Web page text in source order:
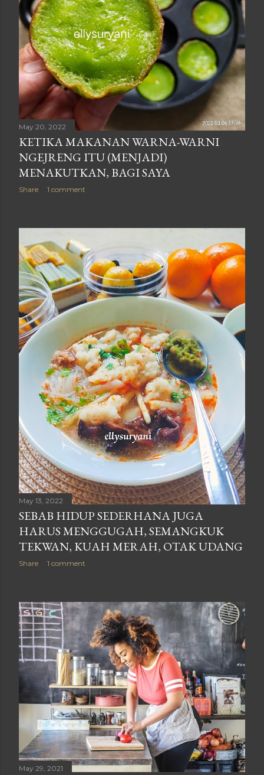
May 20, 2022
KETIKA MAKANAN WARNA-WARNI
NGEJRENG ITU (MENJADI)
MENAKUTKAN, BAGI SAYA
Share 1 comment
May 13, 2022
SEBAB HIDUP SEDERHANA JUGA
HARUS MENGGUGAH, SEMANGKUK
TEKWAN, KUAH MERAH, OTAK UDANG
Share 1 comment
May 29, 2021